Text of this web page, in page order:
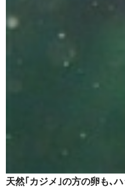
天然｢カジメ｣の方の卵も､